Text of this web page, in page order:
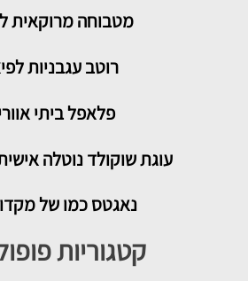
מטבוחה מרוקאית
רוטב עגבניות
פלאפל ביתי
עוגת שוקולד נוטלה
נאגטס כמו של
קטגוריות